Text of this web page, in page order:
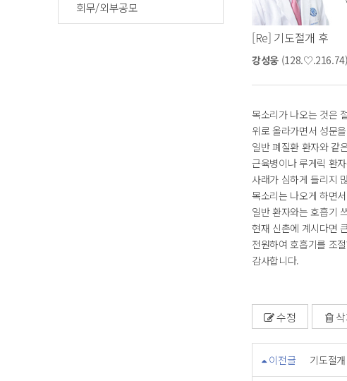
회무/외부공모
[Re] 기도절개 후
강성웅(128.♡.216.74)
목소리가 나오는 것은
위로 올라가면서 성문
일반 폐질환 환자와 같
근육병이나 루게릭 환
사래가 심하게 들리지
목소리는 나오게 하면
일반 환자와는 호흡기
현재 신촌에 계시다면
전원하여 호흡기를 조
감사합니다.
수정 삭
이전글 기도절